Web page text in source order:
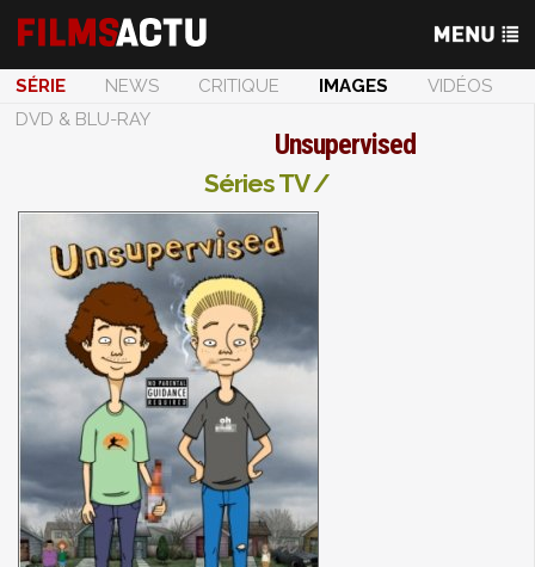
SÉRIE NEWS CRITIQUE IMAGES
VIDÉOS
DVD & BLU-RAY
Unsupervised
Séries TV /